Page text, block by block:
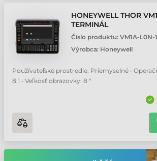
HONEYWELL THOR
TERMINÁL
Číslo produktu: VM1A-L0N-
Výrobca: Honeywell
Používateľské prostredie: Priemyselné •
8.1 • Veľkosť obrazovky: 8 "